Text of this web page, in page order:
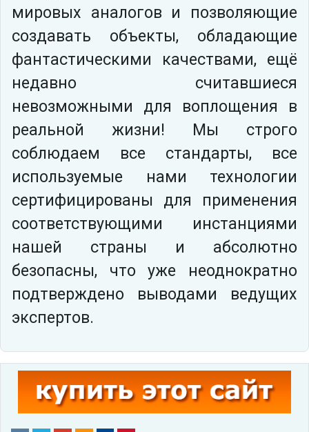
мировых аналогов и позволяющие
создавать объекты, обладающие
фантастическими качествами, ещё
недавно считавшиеся
невозможными для воплощения в
реальной жизни! Мы строго
соблюдаем все стандарты, все
используемые нами технологии
сертифицированы для применения
соответствующими инстанциями
нашей страны и абсолютно
безопасны, что уже неоднократно
подтверждено выводами ведущих
экспертов.